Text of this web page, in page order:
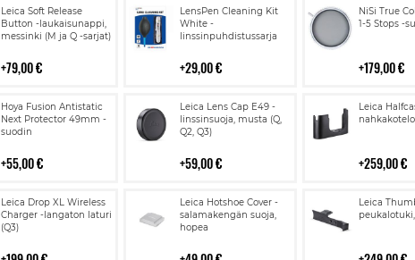
Leica Soft Release
Button -laukaisunappi,
messinki (M ja Q -sarjat)
79,00 €
Lisää
ostoskoriin
LensPen Cleaning Kit
White -
linssinpuhdistussarja
29,00 €
Lisää
ostoskoriin
NiSi True
1-5 Stops -
179,00 €
Lisää
Hoya Fusion Antistatic
Next Protector 49mm -
suodin
55,00 €
Lisää
ostoskoriin
Leica Lens Cap E49 -
linssinsuoja, musta (Q,
Q2, Q3)
59,00 €
Lisää
ostoskoriin
Leica
259,00 €
Lisää
Leica Drop XL Wireless
Charger -langaton laturi
(Q3)
Lisää
ostoskoriin
Leica Hotshoe Cover -
salamakengän suoja,
hopea
Lisää
ostoskoriin
Leica
Lisää